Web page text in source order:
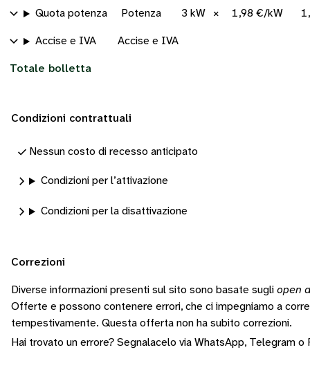
Quota potenza Potenza 3 kW × 1,98 €/kW
Accise e IVA Accise e IVA
Totale bolletta
Condizioni contrattuali
Nessun costo di recesso anticipato
Condizioni per l’attivazione
Condizioni per la disattivazione
Correzioni
Diverse informazioni presenti sul sito sono basate sugli open
Offerte e possono contenere errori, che ci impegniamo a
tempestivamente. Questa offerta non ha subito correzioni.
Hai trovato un errore? Segnalacelo via WhatsApp, Telegram o